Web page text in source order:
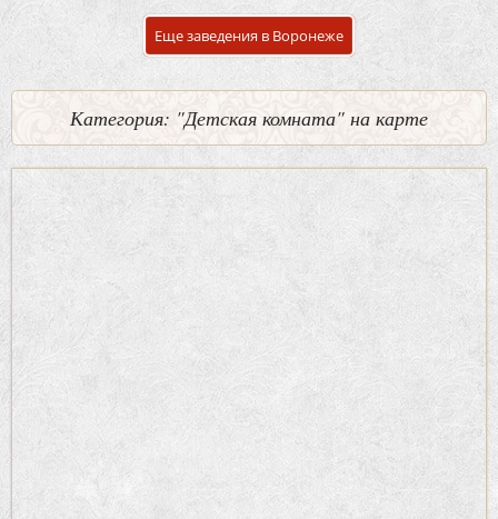
Еще заведения в Воронеже
Категория: "Детская комната" на карте